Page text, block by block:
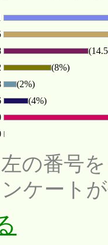
(8%)
(2%)
(4%)
の番号
ケート